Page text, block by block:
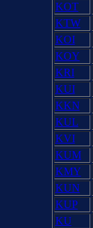
KOT
KTW
KOI
KOY
KRI
KUI
KKN
KUL
KVI
KUM
KMY
KUN
KUP
KU